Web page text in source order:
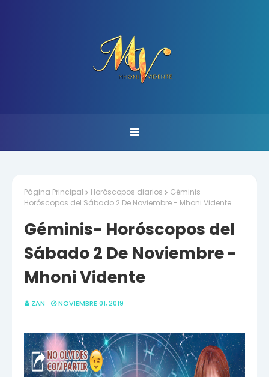
Página Principal Horóscopos diarios
Géminis-
Horóscopos del Sábado 2 De Noviembre - Mhoni Vidente
Géminis- Horóscopos del
Sábado 2 De Noviembre -
Mhoni Vidente
ZAN NOVIEMBRE 01, 2019